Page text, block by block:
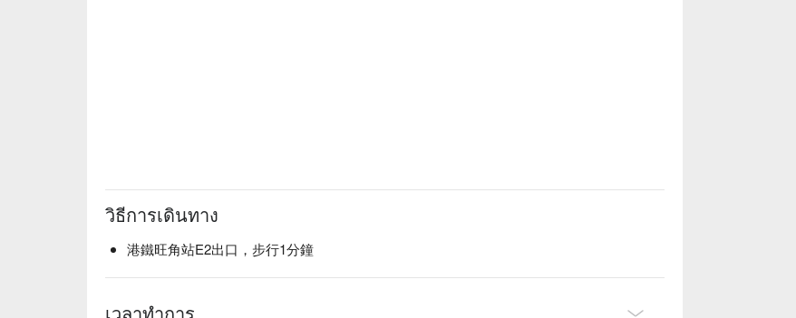
วิธีการเดินทาง
港鐵旺角站E2出口，步行1分鐘